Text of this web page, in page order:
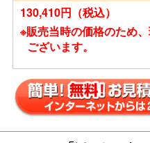
130,410円（税込）
※販売当時の価格のため
ございます。